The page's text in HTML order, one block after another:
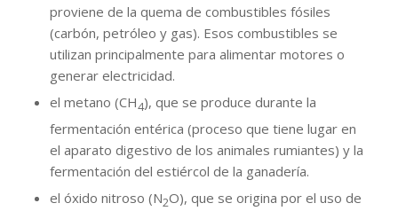
proviene de la quema de combustibles fósiles
(carbón, petróleo y gas). Esos combustibles se
utilizan principalmente para alimentar motores o
generar electricidad.
el metano (CH4), que se produce durante la
fermentación entérica (proceso que tiene lugar en
el aparato digestivo de los animales rumiantes) y la
fermentación del estiércol de la ganadería.
el óxido nitroso (N2O), que se origina por el uso de